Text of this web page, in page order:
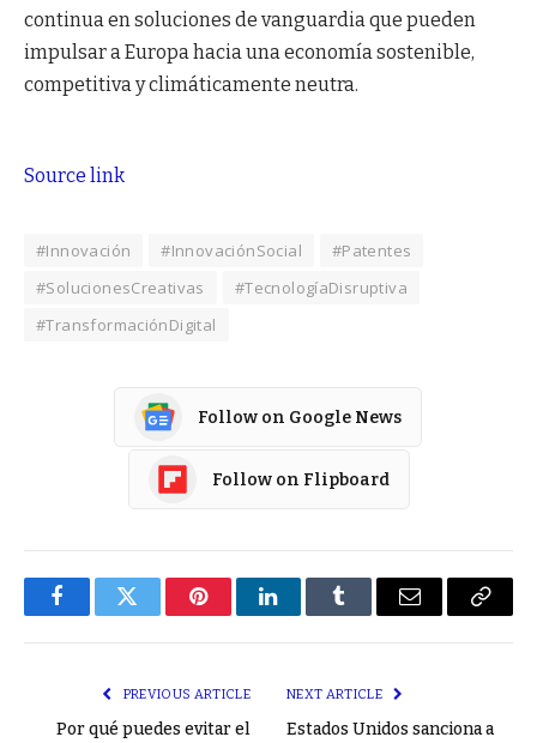
continua en soluciones de vanguardia que pueden
impulsar a Europa hacia una economía sostenible,
competitiva y climáticamente neutra.
Source link
#Innovación #InnovaciónSocial
#Patentes
#SolucionesCreativas
#TecnologíaDisruptiva
#TransformaciónDigital
Follow on Google News
Follow on Flipboard
FacebookTwitter PinterestLinkedInTumblr Email
Copy
PREVIOUS ARTICLE
Por qué puedes evitar el
NEXT ARTICLE
Estados Unidos sanciona a